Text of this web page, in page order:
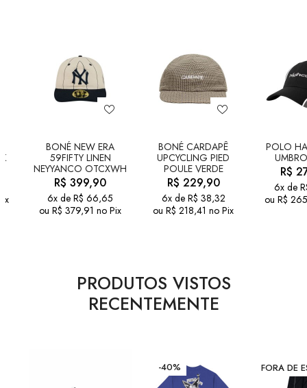
BONÉ NEW ERA
59FIFTY LINEN
NEYYANCO OTCXWH
R$ 399,90
6x de R$ 66,65
ou R$ 379,91 no Pix
BONÉ CARDAPÊ
UPCYCLING PIED
POULE VERDE
R$ 229,90
6x de R$ 38,32
ou R$ 218,41 no Pix
POLO
R$
6x de
ou R$
PRODUTOS VISTOS
RECENTEMENTE
-40% FORA DE